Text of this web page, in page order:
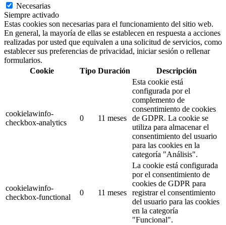
Necesarias
Siempre activado
Estas cookies son necesarias para el funcionamiento del sitio web.
En general, la mayoría de ellas se establecen en respuesta a acciones
realizadas por usted que equivalen a una solicitud de servicios, como
establecer sus preferencias de privacidad, iniciar sesión o rellenar
formularios.
Cookie
Tipo Duración Descripción
cookielawinfo-
checkbox-analytics
0 11 meses
Esta cookie está
configurada por el
complemento de
consentimiento de cookies
de GDPR. La cookie se
utiliza para almacenar el
consentimiento del usuario
para las cookies en la
categoría "Análisis".
cookielawinfo-
checkbox-functional
0 11 meses
La cookie está configurada
por el consentimiento de
cookies de GDPR para
registrar el consentimiento
del usuario para las cookies
en la categoría
"Funcional".